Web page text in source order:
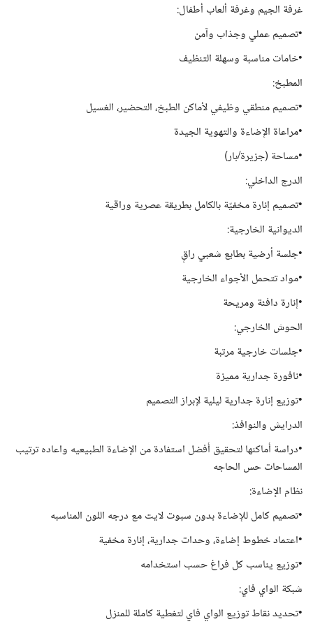
غرفة الجيم وغرفة ألعاب أطفال:
•تصميم عملي وجذاب وآمن
•خامات مناسبة وسهلة التنظيف
المطبخ:
•تصميم منطقي وظيفي لأماكن الطبخ، التحضير، الغسيل
•مراعاة الإضاءة والتهوية الجيدة
•مساحة (جزيرة/بار)
الدرج الداخلي:
•تصميم إنارة مخفيّة بالكامل بطريقة عصرية وراقية
الديوانية الخارجية:
•جلسة أرضية بطابع شعبي راقٍ
•مواد تتحمل الأجواء الخارجية
•إنارة دافئة ومريحة
الحوش الخارجي:
•جلسات خارجية مرتبة
•نافورة جدارية مميزة
•توزيع إنارة جدارية ليلية لإبراز التصميم
الدرايش والنوافذ:
•دراسة أماكنها لتحقيق أفضل استفادة من الإضاءة الطبيعيه واعاده ترتيب
المساحات حس الحاجه
نظام الإضاءة:
•تصميم كامل للإضاءة بدون سبوت لايت مع درجه اللون المناسبه
•اعتماد خطوط إضاءة، وحدات جدارية، إنارة مخفية
•توزيع يناسب كل فراغ حسب استخدامه
شبكة الواي فاي:
•تحديد نقاط توزيع الواي فاي لتغطية كاملة للمنزل